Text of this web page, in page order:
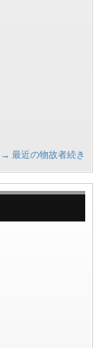
→ 最近の物故者続き